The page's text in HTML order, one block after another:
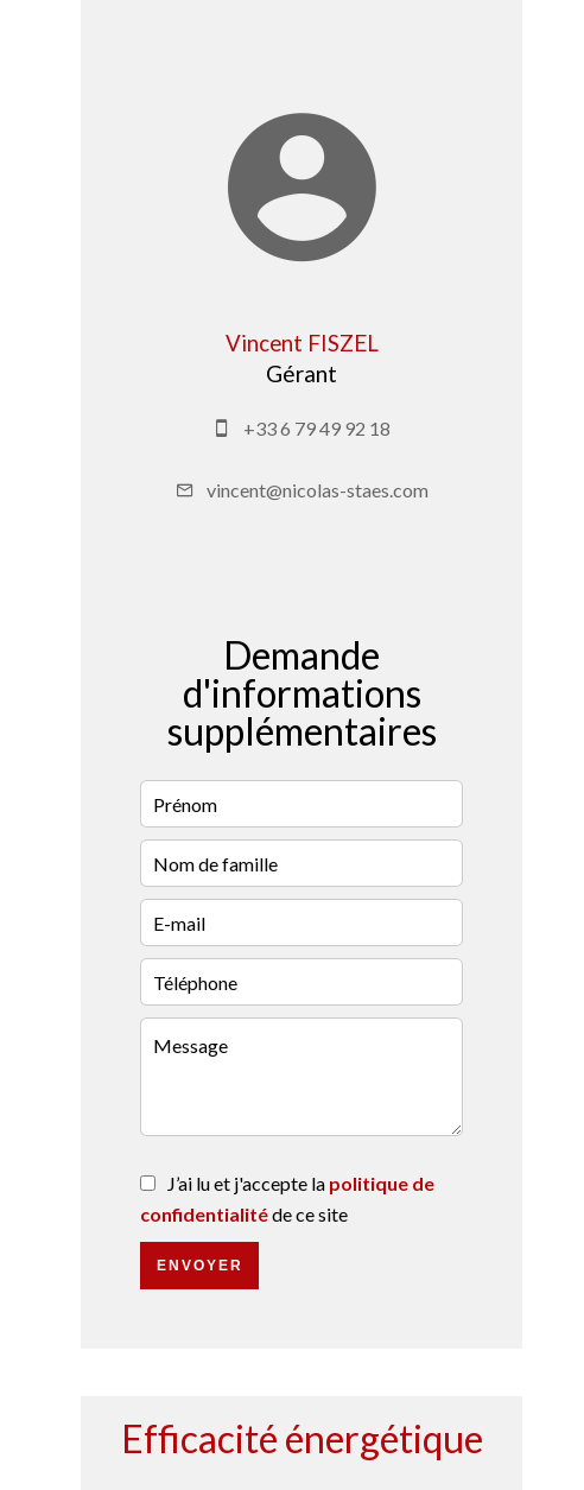
Vincent FISZEL
Gérant
+33 6 79 49 92 18
vincent@nicolas-staes.com
Demande
d'informations
supplémentaires
J’ai lu et j'accepte la politique de
confidentialitéde ce site
ENVOYER
Efficacité énergétique